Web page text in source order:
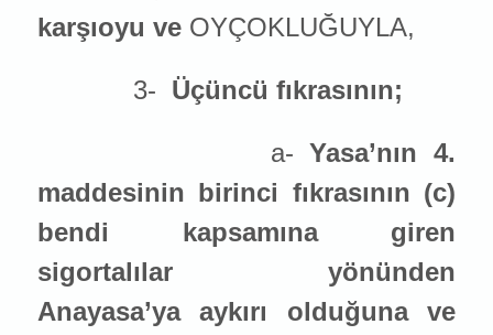
karşıoyu ve OYÇOKLUĞUYLA,
3- Üçüncü fıkrasının;
a-Yasa’nın 4.
maddesinin birinci fıkrasının (c)
bendi kapsamına giren
sigortalılar yönünden
Anayasa’ya aykırı olduğuna ve